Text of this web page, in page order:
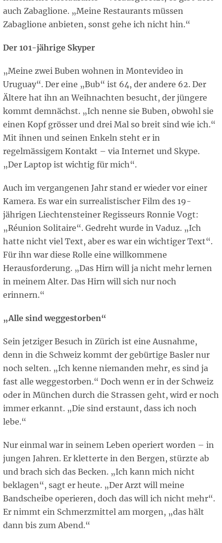
auch Zabaglione. „Meine Restaurants müssen
Zabaglione anbieten, sonst gehe ich nicht hin.“
Der 101-jährige Skyper
„Meine zwei Buben wohnen in Montevideo in
Uruguay“. Der eine „Bub“ ist 64, der andere 62. Der
Ältere hat ihn an Weihnachten besucht, der jüngere
kommt demnächst. „Ich nenne sie Buben, obwohl sie
einen Kopf grösser und drei Mal so breit sind wie ich.“
Mit ihnen und seinen Enkeln steht er in
regelmässigem Kontakt – via Internet und Skype.
„Der Laptop ist wichtig für mich“.
Auch im vergangenen Jahr stand er wieder vor einer
Kamera. Es war ein surrealistischer Film des 19-
jährigen Liechtensteiner Regisseurs Ronnie Vogt:
„Réunion Solitaire“. Gedreht wurde in Vaduz. „Ich
hatte nicht viel Text, aber es war ein wichtiger Text“.
Für ihn war diese Rolle eine willkommene
Herausforderung. „Das Hirn will ja nicht mehr lernen
in meinem Alter. Das Hirn will sich nur noch
erinnern.“
„Alle sind weggestorben“
Sein jetziger Besuch in Zürich ist eine Ausnahme,
denn in die Schweiz kommt der gebürtige Basler nur
noch selten. „Ich kenne niemanden mehr, es sind ja
fast alle weggestorben.“ Doch wenn er in der Schweiz
oder in München durch die Strassen geht, wird er noch
immer erkannt. „Die sind erstaunt, dass ich noch
lebe.“
Nur einmal war in seinem Leben operiert worden – in
jungen Jahren. Er kletterte in den Bergen, stürzte ab
und brach sich das Becken. „Ich kann mich nicht
beklagen“, sagt er heute. „Der Arzt will meine
Bandscheibe operieren, doch das will ich nicht mehr“.
Er nimmt ein Schmerzmittel am morgen, „das hält
dann bis zum Abend.“